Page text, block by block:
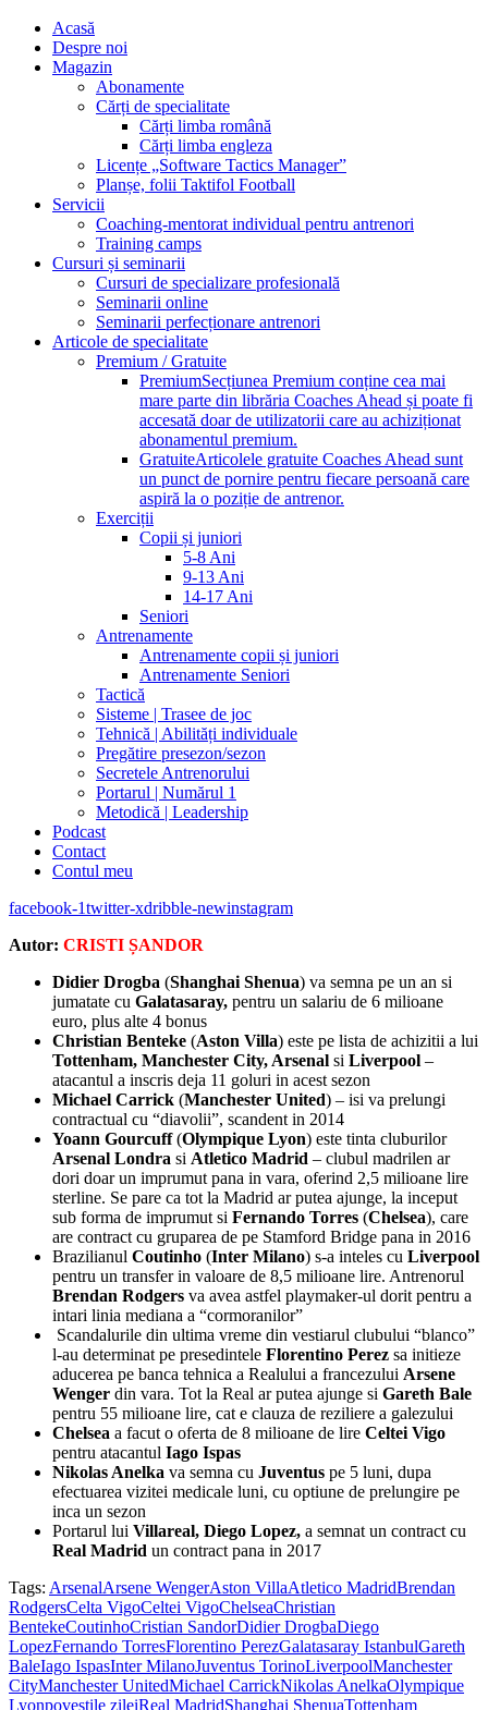
Acasă
Despre noi
Magazin
Abonamente
Cărți de specialitate
Cărți limba română
Cărți limba engleza
Licențe „Software Tactics Manager”
Planșe, folii Taktifol Football
Servicii
Coaching-mentorat individual pentru antrenori
Training camps
Cursuri și seminarii
Cursuri de specializare profesională
Seminarii online
Seminarii perfecționare antrenori
Articole de specialitate
Premium / Gratuite
PremiumSecțiunea Premium conține cea mai
mare parte din librăria Coaches Ahead și poate fi
accesată doar de utilizatorii care au achiziționat
abonamentul premium.
GratuiteArticolele gratuite Coaches Ahead sunt
un punct de pornire pentru fiecare persoană care
aspiră la o poziție de antrenor.
Exerciții
Copii și juniori
5-8 Ani
9-13 Ani
14-17 Ani
Seniori
Antrenamente
Antrenamente copii și juniori
Antrenamente Seniori
Tactică
Sisteme | Trasee de joc
Tehnică | Abilități individuale
Pregătire presezon/sezon
Secretele Antrenorului
Portarul | Numărul 1
Metodică | Leadership
Podcast
Contact
Contul meu
facebook-1twitter-xdribble-newinstagram
Autor: CRISTI ȘANDOR
Didier Drogba (Shanghai Shenua) va semna pe un an si
jumatate cu Galatasaray, pentru un salariu de 6 milioane
euro, plus alte 4 bonus
Christian Benteke (Aston Villa) este pe lista de achizitii a lui
Tottenham, Manchester City, Arsenal si Liverpool –
atacantul a inscris deja 11 goluri in acest sezon
Michael Carrick (Manchester United) – isi va prelungi
contractual cu “diavolii”, scandent in 2014
Yoann Gourcuff(Olympique Lyon) este tinta cluburilor
Arsenal Londra si Atletico Madrid – clubul madrilen ar
dori doar un imprumut pana in vara, oferind 2,5 milioane lire
sterline. Se pare ca tot la Madrid ar putea ajunge, la inceput
sub forma de imprumut si Fernando Torres (Chelsea), care
are contract cu gruparea de pe Stamford Bridge pana in 2016
Brazilianul Coutinho (Inter Milano) s-a inteles cu Liverpool
pentru un transfer in valoare de 8,5 milioane lire. Antrenorul
Brendan Rodgers va avea astfel playmaker-ul dorit pentru a
intari linia mediana a “cormoranilor”
Scandalurile din ultima vreme din vestiarul clubului “blanco”
l-au determinat pe presedintele Florentino Perez sa initieze
aducerea pe banca tehnica a Realului a francezului Arsene
Wenger din vara. Tot la Real ar putea ajunge si Gareth Bale
pentru 55 milioane lire, cat e clauza de reziliere a galezului
Chelsea a facut o oferta de 8 milioane de lire Celtei Vigo
pentru atacantul Iago Ispas
Nikolas Anelka va semna cu Juventus pe 5 luni, dupa
efectuarea vizitei medicale luni, cu optiune de prelungire pe
inca un sezon
Portarul lui Villareal, Diego Lopez, a semnat un contract cu
Real Madrid un contract pana in 2017
Tags: ArsenalArsene WengerAston VillaAtletico MadridBrendan
RodgersCelta VigoCeltei VigoChelseaChristian
BentekeCoutinhoCristian SandorDidier DrogbaDiego
LopezFernando TorresFlorentino PerezGalatasaray IstanbulGareth
BaleIago IspasInter MilanoJuventus TorinoLiverpoolManchester
CityManchester UnitedMichael CarrickNikolas AnelkaOlympique
Lyonpovestile zileiReal MadridShanghai ShenuaTottenham